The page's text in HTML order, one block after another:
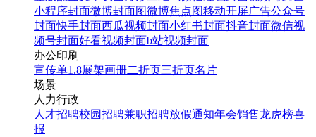
小程序封面微博封面图微博焦点图移动开屏广告公众号
封面快手封面西瓜视频封面小红书封面抖音封面微信视
频号封面好看视频封面b站视频封面
办公印刷
宣传单1.8展架画册二折页三折页名片
场景
人力行政
人才招聘校园招聘兼职招聘放假通知年会销售龙虎榜喜
报